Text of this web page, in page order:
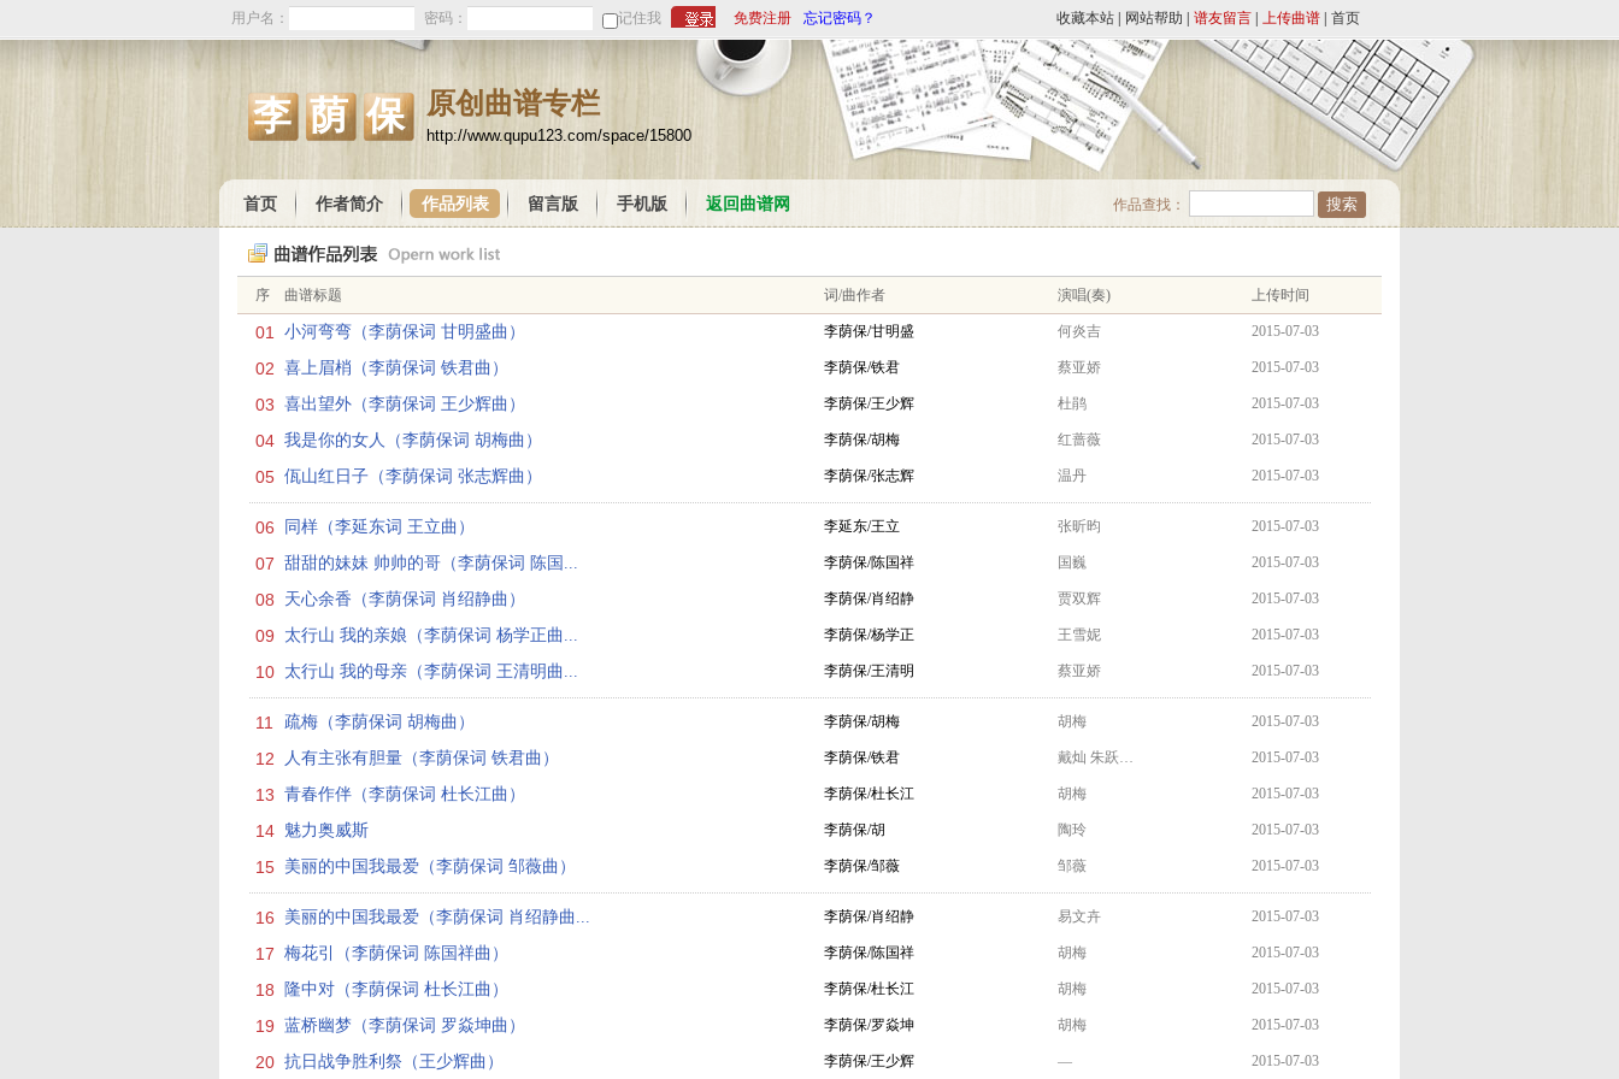
用户名： 密码： 记住我 免费注册 忘记密码？ 收藏本站 网站帮助 谱友留言 上传曲谱 首页
李荫保 原创曲谱专栏
http://www.qupu123.com/space/15800
作品查找：
首页 作者简介 作品列表 留言版 手机版 返回曲谱网
序 曲谱标题 词/曲作者 演唱(奏) 上传时间
01 小河弯弯（李荫保词 甘明盛曲） 李荫保/甘明盛 何炎吉 2015-07-03
02 喜上眉梢（李荫保词 铁君曲） 李荫保/铁君 蔡亚娇 2015-07-03
03 喜出望外（李荫保词 王少辉曲） 李荫保/王少辉 杜鹃 2015-07-03
04 我是你的女人（李荫保词 胡梅曲） 李荫保/胡梅 红蔷薇 2015-07-03
05 佤山红日子（李荫保词 张志辉曲） 李荫保/张志辉 温丹 2015-07-03
06 同样（李延东词 王立曲） 李延东/王立 张昕昀 2015-07-03
07 甜甜的妹妹 帅帅的哥（李荫保词 陈国... 李荫保/陈国祥 国巍 2015-07-03
08 天心余香（李荫保词 肖绍静曲） 李荫保/肖绍静 贾双辉 2015-07-03
09 太行山 我的亲娘（李荫保词 杨学正曲... 李荫保/杨学正 王雪妮 2015-07-03
10 太行山 我的母亲（李荫保词 王清明曲... 李荫保/王清明 蔡亚娇 2015-07-03
11 疏梅（李荫保词 胡梅曲） 李荫保/胡梅 胡梅 2015-07-03
12 人有主张有胆量（李荫保词 铁君曲） 李荫保/铁君 戴灿 朱跃… 2015-07-03
13 青春作伴（李荫保词 杜长江曲） 李荫保/杜长江 胡梅 2015-07-03
14 魅力奥威斯 李荫保/胡 陶玲 2015-07-03
15 美丽的中国我最爱（李荫保词 邹薇曲） 李荫保/邹薇 邹薇 2015-07-03
16 美丽的中国我最爱（李荫保词 肖绍静曲... 李荫保/肖绍静 易文卉 2015-07-03
17 梅花引（李荫保词 陈国祥曲） 李荫保/陈国祥 胡梅 2015-07-03
18 隆中对（李荫保词 杜长江曲） 李荫保/杜长江 胡梅 2015-07-03
19 蓝桥幽梦（李荫保词 罗焱坤曲） 李荫保/罗焱坤 胡梅 2015-07-03
20 抗日战争胜利祭（王少辉曲） 李荫保/王少辉 — 2015-07-03